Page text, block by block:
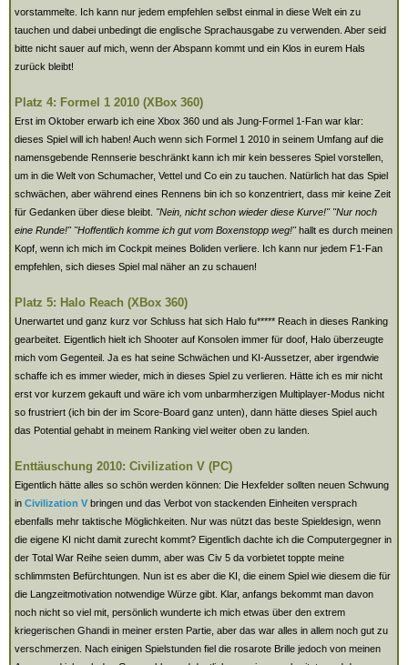
vorstammelte. Ich kann nur jedem empfehlen selbst einmal in diese Welt ein zu
tauchen und dabei unbedingt die englische Sprachausgabe zu verwenden. Aber seid
bitte nicht sauer auf mich, wenn der Abspann kommt und ein Klos in eurem Hals
zurück bleibt!
Platz 4: Formel 1 2010 (XBox 360)
Erst im Oktober erwarb ich eine Xbox 360 und als Jung-Formel 1-Fan war klar:
dieses Spiel will ich haben! Auch wenn sich Formel 1 2010 in seinem Umfang auf die
namensgebende Rennserie beschränkt kann ich mir kein besseres Spiel vorstellen,
um in die Welt von Schumacher, Vettel und Co ein zu tauchen. Natürlich hat das Spiel
schwächen, aber während eines Rennens bin ich so konzentriert, dass mir keine Zeit
für Gedanken über diese bleibt. "Nein, nicht schon wieder diese Kurve!" "Nur noch
eine Runde!" "Hoffentlich komme ich gut vom Boxenstopp weg!"hallt es durch meinen
Kopf, wenn ich mich im Cockpit meines Boliden verliere. Ich kann nur jedem F1-Fan
empfehlen, sich dieses Spiel mal näher an zu schauen!
Platz 5: Halo Reach (XBox 360)
Unerwartet und ganz kurz vor Schluss hat sich Halo fu***** Reach in dieses Ranking
gearbeitet. Eigentlich hielt ich Shooter auf Konsolen immer für doof, Halo überzeugte
mich vom Gegenteil. Ja es hat seine Schwächen und KI-Aussetzer, aber irgendwie
schaffe ich es immer wieder, mich in dieses Spiel zu verlieren. Hätte ich es mir nicht
erst vor kurzem gekauft und wäre ich vom unbarmherzigen Multiplayer-Modus nicht
so frustriert (ich bin der im Score-Board ganz unten), dann hätte dieses Spiel auch
das Potential gehabt in meinem Ranking viel weiter oben zu landen.
Enttäuschung 2010: Civilization V (PC)
Eigentlich hätte alles so schön werden können: Die Hexfelder sollten neuen Schwung
in Civilization V bringen und das Verbot von stackenden Einheiten versprach
ebenfalls mehr taktische Möglichkeiten. Nur was nützt das beste Spieldesign, wenn
die eigene KI nicht damit zurecht kommt? Eigentlich dachte ich die Computergegner in
der Total War Reihe seien dumm, aber was Civ 5 da vorbietet toppte meine
schlimmsten Befürchtungen. Nun ist es aber die KI, die einem Spiel wie diesem die für
die Langzeitmotivation notwendige Würze gibt. Klar, anfangs bekommt man davon
noch nicht so viel mit, persönlich wunderte ich mich etwas über den extrem
kriegerischen Ghandi in meiner ersten Partie, aber das war alles in allem noch gut zu
verschmerzen. Nach einigen Spielstunden fiel die rosarote Brille jedoch von meinen